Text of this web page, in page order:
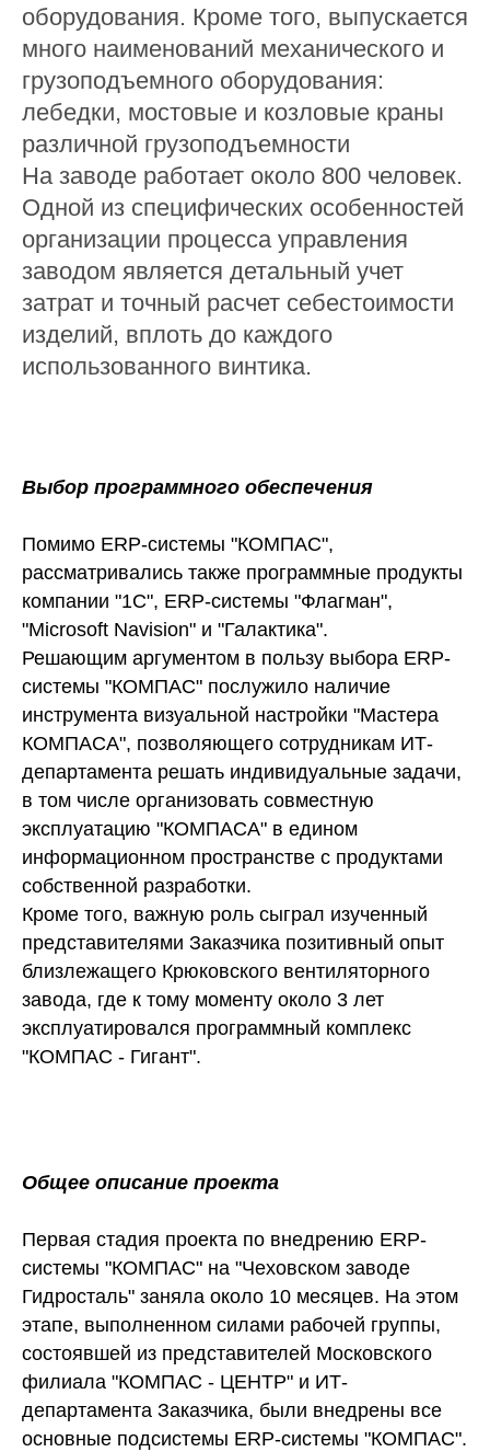
оборудования. Кроме того, выпускается
много наименований механического и
грузоподъемного оборудования:
лебедки, мостовые и козловые краны
различной грузоподъемности
На заводе работает около 800 человек.
Одной из специфических особенностей
организации процесса управления
заводом является детальный учет
затрат и точный расчет себестоимости
изделий, вплоть до каждого
использованного винтика.
Выбор программного обеспечения
Помимо ERP-системы "КОМПАС",
рассматривались также программные продукты
компании "1С", ERP-системы "Флагман",
"Microsoft Navision" и "Галактика".
Решающим аргументом в пользу выбора ERP-
системы "КОМПАС" послужило наличие
инструмента визуальной настройки "Мастера
КОМПАСА", позволяющего сотрудникам ИТ-
департамента решать индивидуальные задачи,
в том числе организовать совместную
эксплуатацию "КОМПАСА" в едином
информационном пространстве с продуктами
собственной разработки.
Кроме того, важную роль сыграл изученный
представителями Заказчика позитивный опыт
близлежащего Крюковского вентиляторного
завода, где к тому моменту около 3 лет
эксплуатировался программный комплекс
"КОМПАС - Гигант".
Общее описание проекта
Первая стадия проекта по внедрению ERP-
системы "КОМПАС" на "Чеховском заводе
Гидросталь" заняла около 10 месяцев. На этом
этапе, выполненном силами рабочей группы,
состоявшей из представителей Московского
филиала "КОМПАС - ЦЕНТР" и ИТ-
департамента Заказчика, были внедрены все
основные подсистемы ERP-системы "КОМПАС".